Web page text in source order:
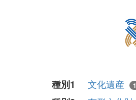
種別1 文化遺産 1